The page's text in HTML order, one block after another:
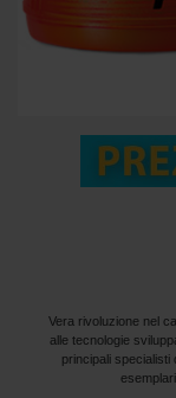
Vera rivoluzione nel
alle tecnologie
principali specialisti